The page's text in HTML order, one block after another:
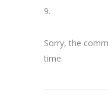
9.
Sorry, the
time.